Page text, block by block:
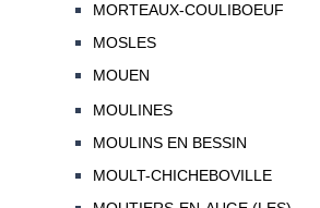
MORTEAUX-COULIBOEUF
MOSLES
MOUEN
MOULINES
MOULINS EN BESSIN
MOULT-CHICHEBOVILLE